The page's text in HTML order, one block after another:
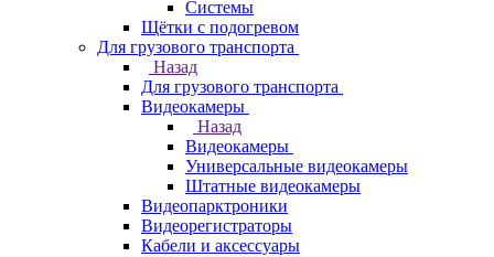
Системы
Щётки с подогревом
Для грузового транспорта
Назад
Для грузового транспорта
Видеокамеры
Назад
Видеокамеры
Универсальные видеокамеры
Штатные видеокамеры
Видеопарктроники
Видеорегистраторы
Кабели и аксессуары